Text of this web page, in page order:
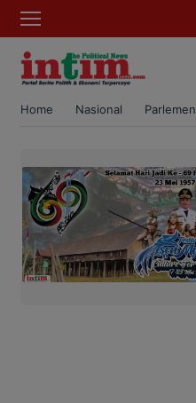
Home Nasional Parlemen